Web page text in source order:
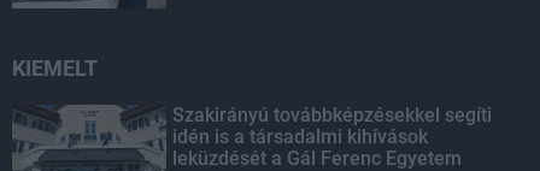
KIEMELT
Szakirányú továbbképzésekkel segíti
idén is a társadalmi kihívások
leküzdését a Gál Ferenc Egyetem